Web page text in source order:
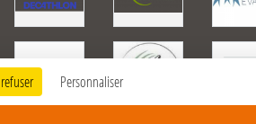
Personnaliser